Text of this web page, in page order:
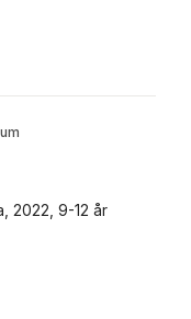
2022, 9-12 år